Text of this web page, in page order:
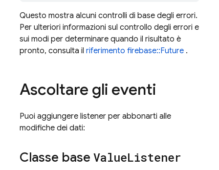
Questo mostra alcuni controlli di base degli errori.
Per ulteriori informazioni sul controllo degli errori e
sui modi per determinare quando il risultato è
pronto, consulta il riferimento firebase::Future .
Ascoltare gli eventi
Puoi aggiungere listener per abbonarti alle
modifiche dei dati:
Classe base ValueListener